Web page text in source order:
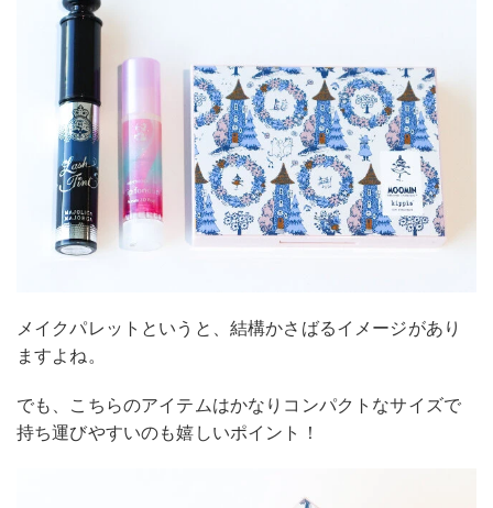
メイクパレットというと、結構かさばるイメージがあり
ますよね。
でも、こちらのアイテムはかなりコンパクトなサイズで
持ち運びやすいのも嬉しいポイント！